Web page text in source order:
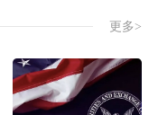
更多>